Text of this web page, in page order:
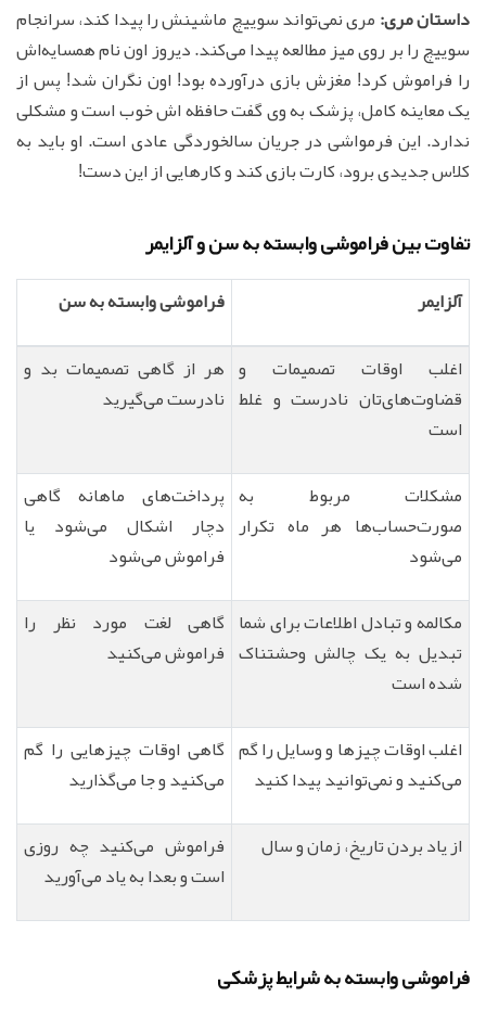
داستان مری:مری نمی‌تواند سوییچ ماشینش را پیدا کند، سرانجام
سوییچ را بر روی میز مطالعه پیدا می‌کند. دیروز اون نام همسایه‌اش
را فراموش کرد! مغزش بازی درآورده بود! اون نگران شد! پس از
یک معاینه کامل، پزشک به وی گفت حافظه اش خوب است و مشکلی
ندارد. این فرمواشی در جریان سالخوردگی عادی است. او باید به
کلاس جدیدی برود، کارت بازی کند و کارهایی از این دست!
تفاوت بین فراموشی وابسته به سن و آلزایمر
آلزایمر
فراموشی وابسته به سن
اغلب اوقات تصمیمات و
قضاوت‌های‌تان نادرست و غلط
است
هر از گاهی تصمیمات بد و
نادرست می‌گیرید
مشکلات مربوط به
صورت‌حساب‌ها هر ماه تکرار
می‌شود
پرداخت‌های ماهانه گاهی
دچار اشکال می‌شود یا
فراموش می‌شود
مکالمه و تبادل اطلاعات برای شما
تبدیل به یک چالش وحشتناک
شده است
گاهی لغت مورد نظر را
فراموش می‌کنید
اغلب اوقات چیزها و وسایل را گم
می‌کنید و نمی‌توانید پیدا کنید
گاهی اوقات چیزهایی را گم
می‌کنید و جا می‌گذارید
از یاد بردن تاریخ، زمان و سال
فراموش می‌کنید چه روزی
است و بعدا به یاد می‌آورید
فراموشی وابسته به شرایط پزشکی